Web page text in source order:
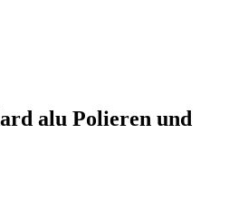
alu Polieren und